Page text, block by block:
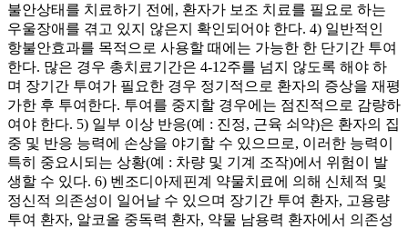
불안상태를 치료하기 전에, 환자가 보조 치료를 필요로 하는
우울장애를 겪고 있지 않은지 확인되어야 한다. 4) 일반적인
항불안효과를 목적으로 사용할 때에는 가능한 한 단기간 투여
한다. 많은 경우 총치료기간은 4-12주를 넘지 않도록 해야 하
며 장기간 투여가 필요한 경우 정기적으로 환자의 증상을 재평
가한 후 투여한다. 투여를 중지할 경우에는 점진적으로 감량하
여야 한다. 5) 일부 이상 반응(예 : 진정, 근육 쇠약)은 환자의 집
중 및 반응 능력에 손상을 야기할 수 있으므로, 이러한 능력이
특히 중요시되는 상황(예 : 차량 및 기계 조작)에서 위험이 발
생할 수 있다. 6) 벤조디아제핀계 약물치료에 의해 신체적 및
정신적 의존성이 일어날 수 있으며 장기간 투여 환자, 고용량
투여 환자, 알코올 중독력 환자, 약물 남용력 환자에서 의존성